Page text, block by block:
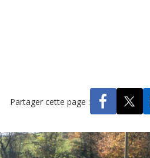
Partager cette page :